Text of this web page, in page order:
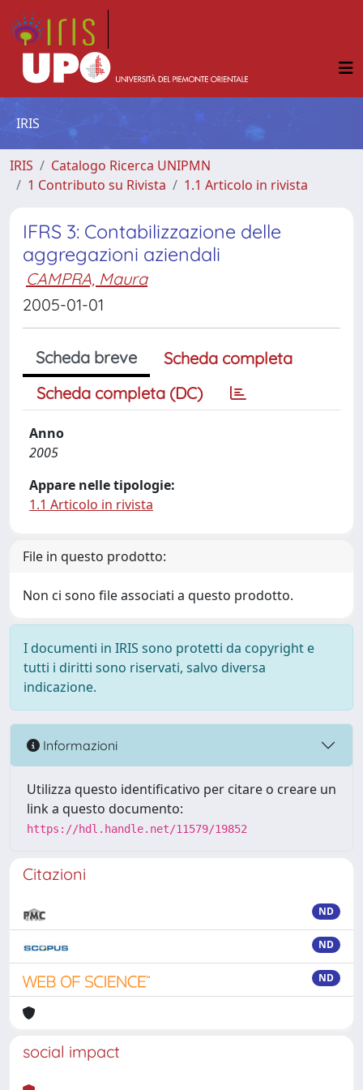
IRIS
IRIS
Catalogo Ricerca UNIPMN
1 Contributo su Rivista
1.1 Articolo in rivista
IFRS 3: Contabilizzazione delle
aggregazioni aziendali
CAMPRA, Maura
2005-01-01
Scheda breve
Scheda completa
Scheda completa (DC)
Anno
2005
Appare nelle tipologie:
1.1 Articolo in rivista
File in questo prodotto:
Non ci sono file associati a questo prodotto.
I documenti in IRIS sono protetti da copyright e
tutti i diritti sono riservati, salvo diversa
indicazione.
Informazioni
Utilizza questo identificativo per citare o creare un
link a questo documento:
https://hdl.handle.net/11579/19852
Citazioni
ND
ND
ND
social impact